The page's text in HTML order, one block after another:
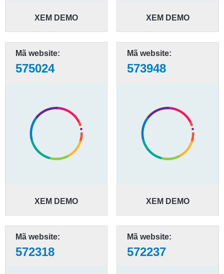
XEM DEMO XEM DEMO
Mã website:
575024
XEM DEMO
Mã website:
573948
XEM DEMO
Mã website:
572318
Mã website:
572237